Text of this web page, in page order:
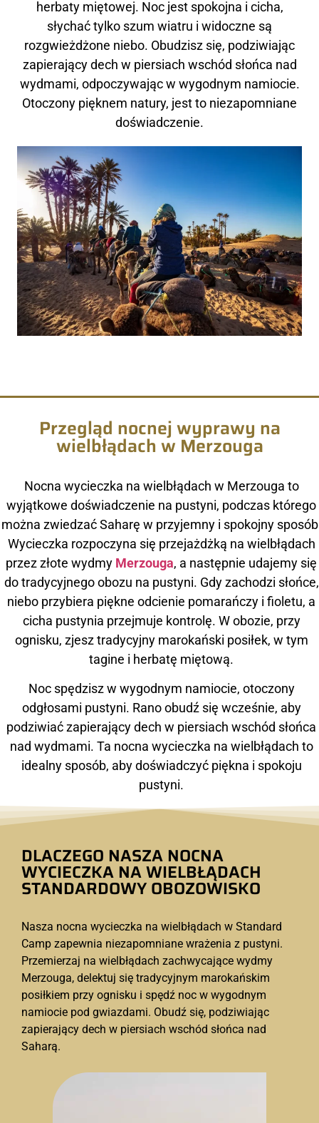
herbaty miętowej. Noc jest spokojna i cicha,
słychać tylko szum wiatru i widoczne są
rozgwieżdżone niebo. Obudzisz się, podziwiając
zapierający dech w piersiach wschód słońca nad
wydmami, odpoczywając w wygodnym namiocie.
Otoczony pięknem natury, jest to niezapomniane
doświadczenie.
Przegląd nocnej wyprawy na
wielbłądach w Merzouga
Nocna wycieczka na wielbłądach w Merzouga to
wyjątkowe doświadczenie na pustyni, podczas którego
można zwiedzać Saharę w przyjemny i spokojny
Wycieczka rozpoczyna się przejażdżką na wielbłądach
przez złote wydmy Merzouga, a następnie udajemy się
do tradycyjnego obozu na pustyni. Gdy zachodzi słońce,
niebo przybiera piękne odcienie pomarańczy i fioletu, a
cicha pustynia przejmuje kontrolę. W obozie, przy
ognisku, zjesz tradycyjny marokański posiłek, w tym
tagine i herbatę miętową.
Noc spędzisz w wygodnym namiocie, otoczony
odgłosami pustyni. Rano obudź się wcześnie, aby
podziwiać zapierający dech w piersiach wschód słońca
nad wydmami. Ta nocna wycieczka na wielbłądach to
idealny sposób, aby doświadczyć piękna i spokoju
pustyni.
DLACZEGO NASZA NOCNA
WYCIECZKA NA WIELBŁĄDACH
STANDARDOWY OBOZOWISKO
Nasza nocna wycieczka na wielbłądach w Standard
Camp zapewnia niezapomniane wrażenia z pustyni.
Przemierzaj na wielbłądach zachwycające wydmy
Merzouga, delektuj się tradycyjnym marokańskim
posiłkiem przy ognisku i spędź noc w wygodnym
namiocie pod gwiazdami. Obudź się, podziwiając
zapierający dech w piersiach wschód słońca nad
Saharą.